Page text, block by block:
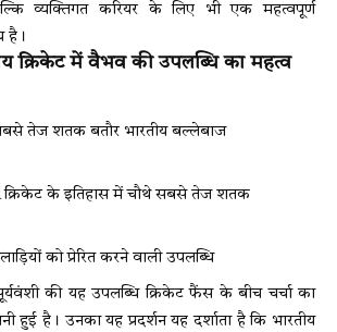
व्यक्तिगत करियर के लिए भी एक महत्वपूर्ण
है।
क्रिकेट में वैभव की उपलब्धि का महत्व
तेज शतक बतौर भारतीय बल्लेबाज
के इतिहास में चौथे सबसे तेज शतक
को प्रेरित करने वाली उपलब्धि
की यह उपलब्धि क्रिकेट फैंस के बीच चर्चा का
हुई है। उनका यह प्रदर्शन यह दर्शाता है कि भारतीय